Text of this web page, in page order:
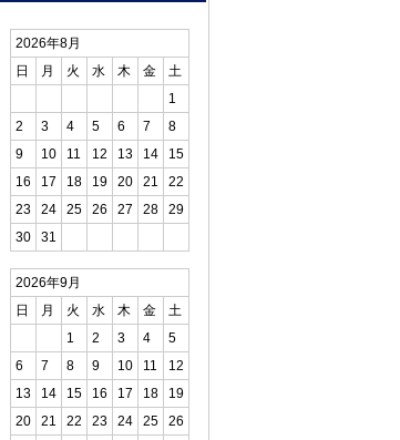
2026年8月
日
月 火 水 木 金
土
1
2
3 4 5 6 7
8
9
10 11 12 13 14
15
16
17 18 19 20 21
22
23
24 25 26 27 28
29
30
31
2026年9月
日
月 火 水 木 金
土
1
2 3 4
5
6
7 8 9 10 11
12
13
14 15 16 17 18
19
20
21 22 23 24 25 26